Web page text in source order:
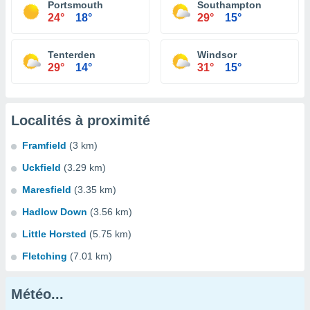
Portsmouth
24° 18°
Southampton
29° 15°
Tenterden
29° 14°
Windsor
31° 15°
Localités à proximité
Framfield (3 km)
Uckfield (3.29 km)
Maresfield (3.35 km)
Hadlow Down (3.56 km)
Little Horsted (5.75 km)
Fletching (7.01 km)
Météo...